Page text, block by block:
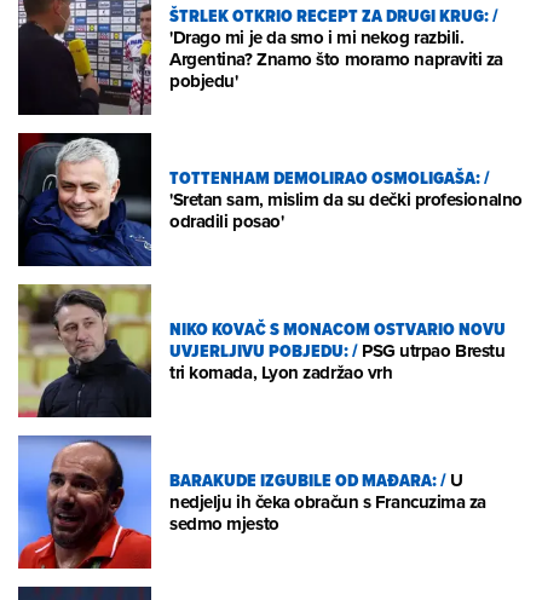
ŠTRLEK OTKRIO RECEPT ZA DRUGI KRUG:/
'Drago mi je da smo i mi nekog razbili.
Argentina? Znamo što moramo napraviti za
pobjedu'
TOTTENHAM DEMOLIRAO OSMOLIGAŠA:/
'Sretan sam, mislim da su dečki profesionalno
odradili posao'
NIKO KOVAČ S MONACOM OSTVARIO NOVU
UVJERLJIVU POBJEDU:/PSG utrpao Brestu
tri komada, Lyon zadržao vrh
BARAKUDE IZGUBILE OD MAĐARA:/U
nedjelju ih čeka obračun s Francuzima za
sedmo mjesto